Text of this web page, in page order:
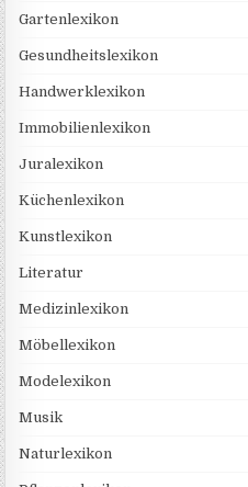
Gartenlexikon
Gesundheitslexikon
Handwerklexikon
Immobilienlexikon
Juralexikon
Küchenlexikon
Kunstlexikon
Literatur
Medizinlexikon
Möbellexikon
Modelexikon
Musik
Naturlexikon